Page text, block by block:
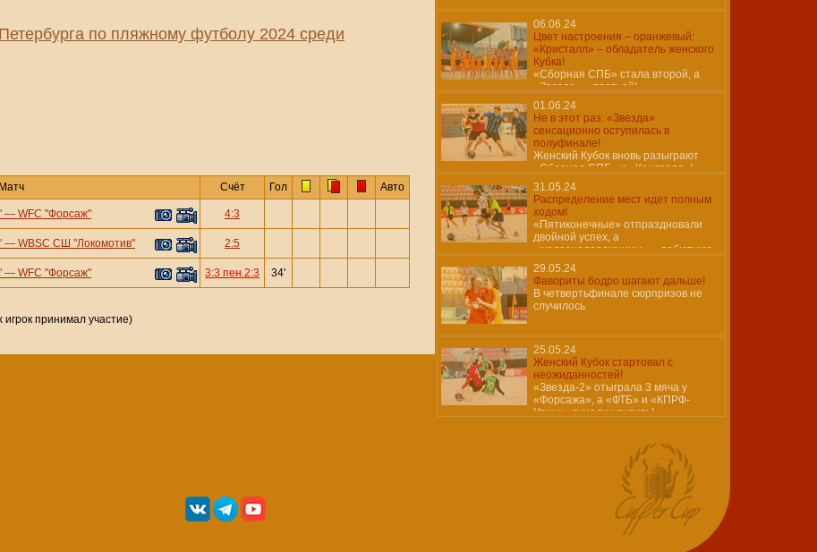
по пляжному футболу 2024 среди
Матч Счёт Гол Авто
— WFC "Форсаж" 4:3
— WBSC СШ "Локомотив" 2:5
— WFC "Форсаж" 3:3 пен.2:3 34'
принимал участие)
06.06.24
Цвет настроения – оранжевый:
«Кристалл» – обладатель женского
Кубка!
«Сборная СПБ» стала второй, а
«Звезда» – третьей!
01.06.24
Не в этот раз: «Звезда»
сенсационно оступилась в
полуфинале!
Женский Кубок вновь разыграют
«Сборная СПБ» и «Кристалл»!
31.05.24
Распределение мест идет полным
ходом!
«Пятиконечные» отпраздновали
двойной успех, а
«железнодорожницы» – дебютную
победу!
29.05.24
Фавориты бодро шагают дальше!
В четвертьфинале сюрпризов не
случилось
25.05.24
Женский Кубок стартовал с
неожиданностей!
«Звезда-2» отыграла 3 мяча у
«Форсажа», а «ФТБ» и «КПРФ-
Урицк» сумели удивить!